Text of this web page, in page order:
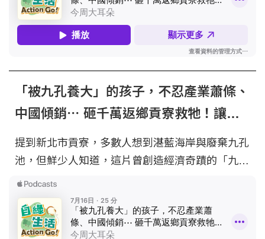
對九孔與鮑魚混淆的誤解，透過「蝦菜共生」永續
模式，帶領故鄉產業重新站上國際舞台。 - 主持人
｜儀璇 與談人｜鮮物本鋪創辦人李勝興 文章連結
「被九孔養大」的孩子，不忍產業蕭條、
中國傾銷⋯ 砸千萬返鄉貢寮救牠！讓國
際再度看見台灣鮑 feat. 李勝興｜自綠生
活Action Go! EP91
提到新北市貢寮，多數人想到湛藍海岸與廢棄九孔
池，但鮮少人知道，這片曾創造經濟奇蹟的「九孔
故鄉」，曾因環境變遷與大規模暴斃危機而一度荒
然返鄉，投入百萬積蓄修復廢棄九孔池，翻轉大眾
對九孔與鮑魚混淆的誤解，透過「蝦菜共生」永續